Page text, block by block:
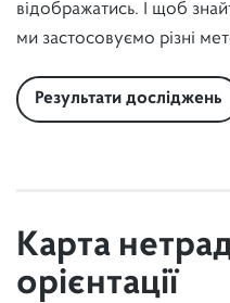
відображатись. І щоб
ми застосовуємо різні
Результати досліджень
Карта
орієнтації